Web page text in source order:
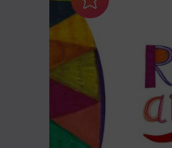
Aggiungi ai preferiti